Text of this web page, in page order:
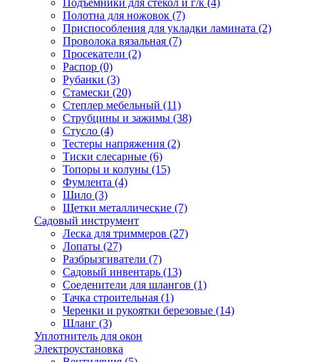
Подъемники для стекол и г/к (4)
Полотна для ножовок (7)
Приспособления для укладки ламината (2)
Проволока вязальная (7)
Просекатели (2)
Распор (0)
Рубанки (3)
Стамески (20)
Степлер мебельный (11)
Струбцины и зажимы (38)
Стусло (4)
Тестеры напряжения (2)
Тиски слесарные (6)
Топоры и колуны (15)
Фумлента (4)
Шило (3)
Щетки металлические (7)
Садовый инструмент
Леска для триммеров (27)
Лопаты (27)
Разбрызгиватели (7)
Садовый инвентарь (13)
Соеденители для шлангов (1)
Тачка строительная (1)
Черенки и рукоятки березовые (14)
Шланг (3)
Уплотнитель для окон
Электроустановка